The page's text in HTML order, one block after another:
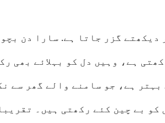
دیکھتے گزر جاتا ہے. سارا دن
ہے، وہیں دل کو بہلائے بھی
ہے، جو سامنے والے گھر سے